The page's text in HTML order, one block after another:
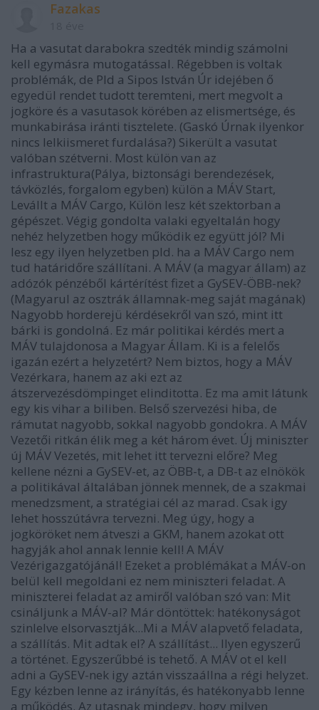
Fazakas
Ha a vasutat darabokra szedték mindig számolni
kell egymásra mutogatással. Régebben is voltak
problémák, de Pld a Sipos István Úr idejében ő
egyedül rendet tudott teremteni, mert megvolt a
jogköre és a vasutasok körében az elismertsége, és
munkabirása iránti tisztelete. (Gaskó Úrnak ilyenkor
nincs lelkiismeret furdalása?) Sikerült a vasutat
valóban szétverni. Most külön van az
infrastruktura(Pálya, biztonsági berendezések,
távközlés, forgalom egyben) külön a MÁV Start,
Levállt a MÁV Cargo, Külön lesz két szektorban a
gépészet. Végig gondolta valaki egyeltalán hogy
nehéz helyzetben hogy működik ez együtt jól? Mi
lesz egy ilyen helyzetben pld. ha a MÁV Cargo nem
tud határidőre szállítani. A MÁV (a magyar állam) az
adózók pénzéből kártérítést fizet a GySEV-ÖBB-nek?
(Magyarul az osztrák államnak-meg saját magának)
Nagyobb horderejü kérdésekről van szó, mint itt
bárki is gondolná. Ez már politikai kérdés mert a
MÁV tulajdonosa a Magyar Állam. Ki is a felelős
igazán ezért a helyzetért? Nem biztos, hogy a MÁV
Vezérkara, hanem az aki ezt az
átszervezésdömpinget elinditotta. Ez ma amit látunk
egy kis vihar a biliben. Belső szervezési hiba, de
rámutat nagyobb, sokkal nagyobb gondokra. A MÁV
Vezetői ritkán élik meg a két három évet. Új miniszter
új MÁV Vezetés, mit lehet itt tervezni előre? Meg
kellene nézni a GySEV-et, az ÖBB-t, a DB-t az elnökök
a politikával általában jönnek mennek, de a szakmai
menedzsment, a stratégiai cél az marad. Csak igy
lehet hosszútávra tervezni. Meg úgy, hogy a
jogköröket nem átveszi a GKM, hanem azokat ott
hagyják ahol annak lennie kell! A MÁV
Vezérigazgatójánál! Ezeket a problémákat a MÁV-on
belül kell megoldani ez nem miniszteri feladat. A
miniszterei feladat az amiről valóban szó van: Mit
csináljunk a MÁV-al? Már döntöttek: hatékonyságot
szinlelve elsorvasztják...Mi a MÁV alapvető feladata,
a szállítás. Mit adtak el? A szállítást... Ilyen egyszerű
a történet. Egyszerűbbé is tehető. A MÁV ot el kell
adni a GySEV-nek igy aztán visszaállna a régi helyzet.
Egy kézben lenne az irányítás, és hatékonyabb lenne
a működés. Az utasnak mindegy, hogy milyen